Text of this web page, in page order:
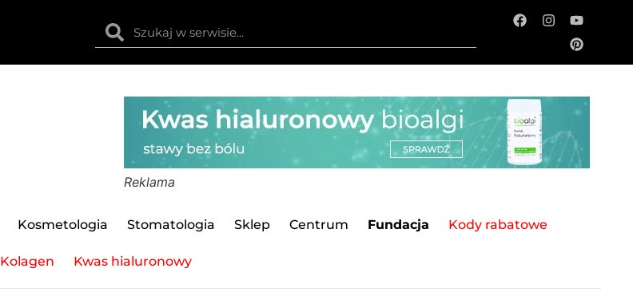
Reklama
Kosmetologia Stomatologia Sklep Centrum Fundacja Kody rabatowe
Kolagen Kwas hialuronowy